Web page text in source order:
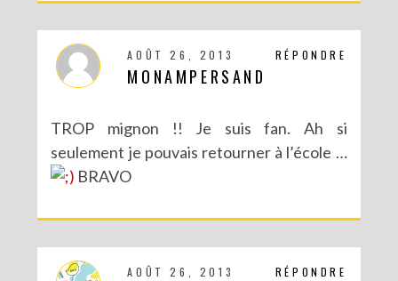
RÉPONDRE
AOÛT 26, 2013
MONAMPERSAND
TROP mignon !! Je suis fan. Ah si
seulement je pouvais retourner à l’école …
BRAVO
RÉPONDRE
AOÛT 26, 2013